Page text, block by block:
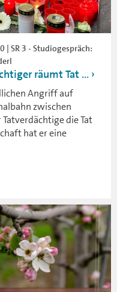
| SR 3 - Studiogespräch:
räumt Tat ...
Angriff auf
zwischen
die Tat
hat er eine